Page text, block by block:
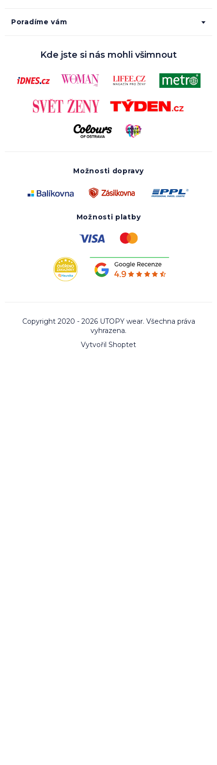
Poradíme vám
Kde jste si nás mohli všimnout
Možnosti dopravy
Možnosti platby
Vytvořil Shoptet
Copyright 2020 - 2026 UTOPY wear. Všechna práva
vyhrazena.